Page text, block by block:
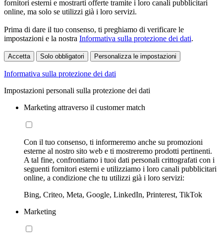
fornitori esterni e mostrarti offerte tramite i loro canali pubblicitari
online, ma solo se utilizzi già i loro servizi.
Prima di dare il tuo consenso, ti preghiamo di verificare le
impostazioni e la nostra Informativa sulla protezione dei dati.
Accetta Solo obbligatori Personalizza le impostazioni
Informativa sulla protezione dei dati
Impostazioni personali sulla protezione dei dati
Marketing attraverso il customer match
Con il tuo consenso, ti informeremo anche su promozioni
esterne al nostro sito web e ti mostreremo prodotti pertinenti.
A tal fine, confrontiamo i tuoi dati personali crittografati con i
seguenti fornitori esterni e utilizziamo i loro canali pubblicitari
online, a condizione che tu utilizzi già i loro servizi:
Bing, Criteo, Meta, Google, LinkedIn, Printerest, TikTok
Marketing